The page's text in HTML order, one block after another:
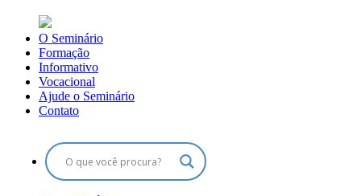
O Seminário
Formação
Informativo
Vocacional
Ajude o Seminário
Contato